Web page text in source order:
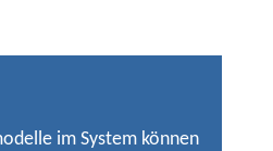
im System können